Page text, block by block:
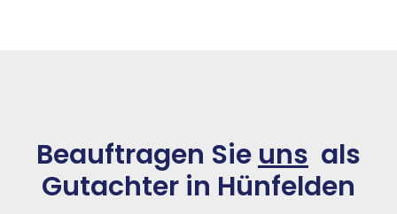
Beauftragen Sie uns als
Gutachter in Hünfelden